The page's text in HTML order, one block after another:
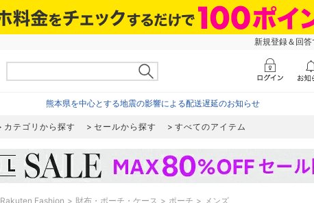
新規登録＆回
熊本県を中心とする地震の影響による配送遅延のお知らせ
カテゴリから探す セールから探す すべてのアイテム
Rakuten Fashion 財布・ポーチ・ケース ポーチ メンズ